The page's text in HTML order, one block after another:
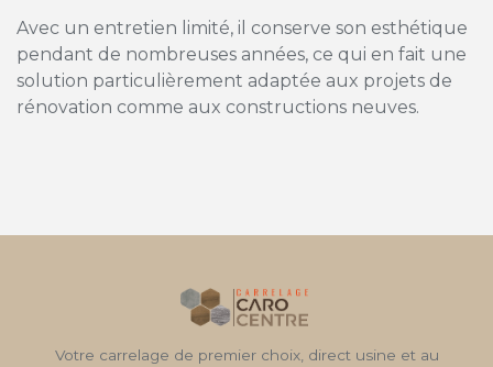
Avec un entretien limité, il conserve son esthétique
pendant de nombreuses années, ce qui en fait une
solution particulièrement adaptée aux projets de
rénovation comme aux constructions neuves.
Votre carrelage de premier choix, direct usine et au